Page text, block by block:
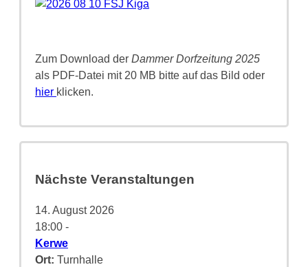
Zum Download der Dammer Dorfzeitung 2025
als PDF-Datei mit 20 MB bitte auf das Bild oder
hier klicken.
Nächste Veranstaltungen
14. August 2026
18:00 -
Kerwe
Ort: Turnhalle